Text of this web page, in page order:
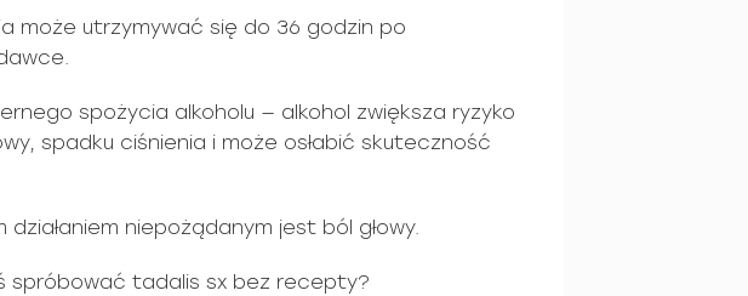
może utrzymywać się do 36 godzin po
spożycia alkoholu — alkohol zwiększa ryzyko
spadku ciśnienia i może osłabić skuteczność
działaniem niepożądanym jest ból głowy.
spróbować tadalis sx bez recepty?